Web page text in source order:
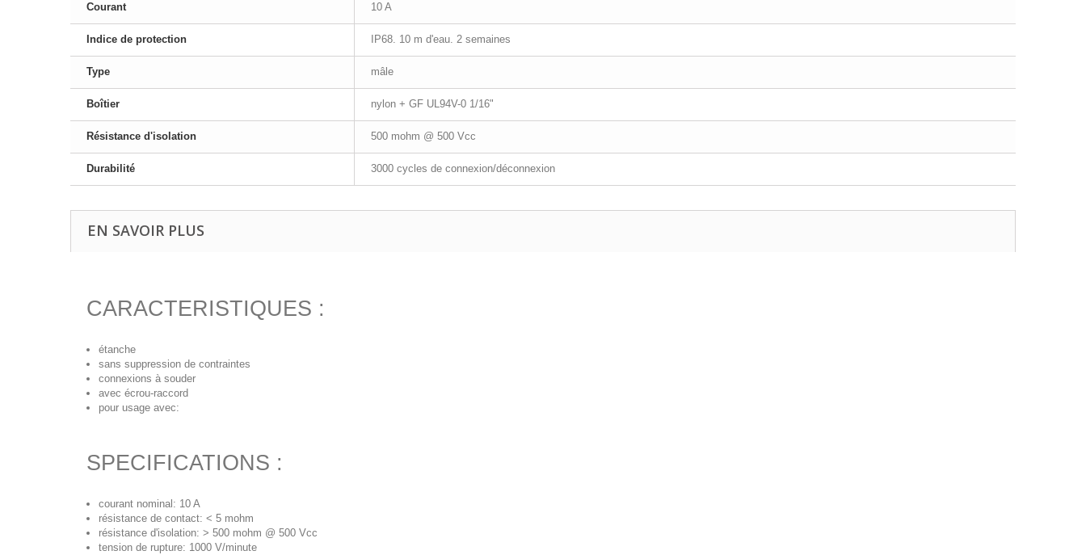
Courant 10 A
Indice de protection IP68. 10 m d'eau. 2 semaines
Type mâle
Boîtier nylon + GF UL94V-0 1/16"
Résistance d'isolation 500 mohm @ 500 Vcc
Durabilité 3000 cycles de connexion/déconnexion
EN SAVOIR PLUS
CARACTERISTIQUES :
étanche
sans suppression de contraintes
connexions à souder
avec écrou-raccord
pour usage avec:
SPECIFICATIONS :
courant nominal: 10 A
résistance de contact: < 5 mohm
résistance d'isolation: > 500 mohm @ 500 Vcc
tension de rupture: 1000 V/minute